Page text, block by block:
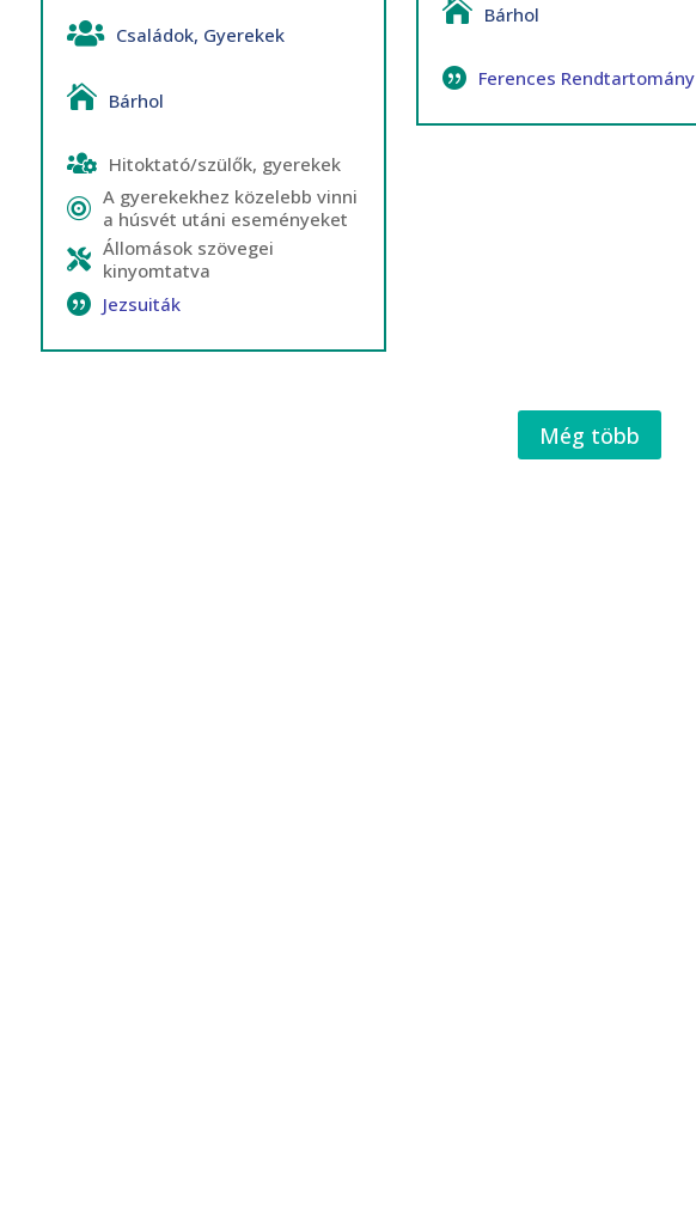
Családok, Gyerekek
Bárhol
Hitoktató/szülők, gyerekek
A gyerekekhez közelebb vinni
a húsvét utáni eseményeket
Állomások szövegei
kinyomtatva
Jezsuiták
Bárhol
Ferences Rendtartomány
Még több